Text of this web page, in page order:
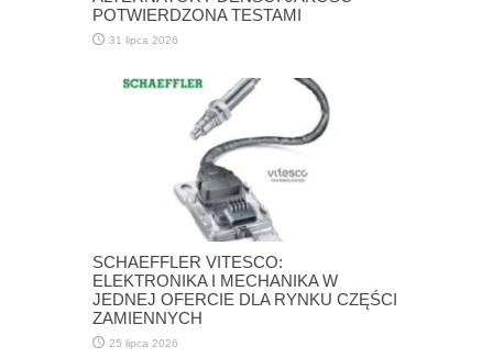
POTWIERDZONA TESTAMI
31 lipca 2026
SCHAEFFLER VITESCO:
ELEKTRONIKA I MECHANIKA W
JEDNEJ OFERCIE DLA RYNKU CZĘŚCI
ZAMIENNYCH
25 lipca 2026